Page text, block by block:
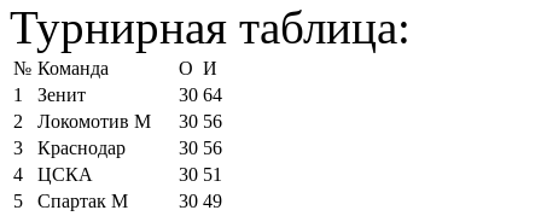
Турнирная таблица:
№ Команда О И
1
Зенит 30 64
2
Локомотив М 30 56
3
Краснодар 30 56
4
ЦСКА 30 51
5
Спартак М 30 49